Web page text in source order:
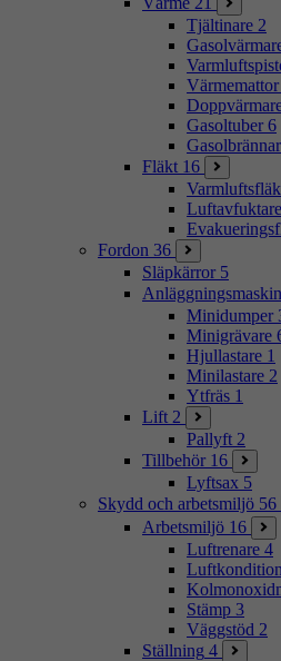
Tjältinare 2
Värmemattor
Gasoltuber 6
Fläkt 16
Luftavfuktare
Fordon 36
Släpkärror 5
Anläggningsmaskin
Minidumper
Minigrävare
Hjullastare 1
Minilastare 2
Ytfräs 1
Lift 2
Pallyft 2
Tillbehör 16
Lyftsax 5
Skydd och arbetsmiljö 56
Arbetsmiljö 16
Luftrenare 4
Stämp 3
Väggstöd 2
Ställning 4